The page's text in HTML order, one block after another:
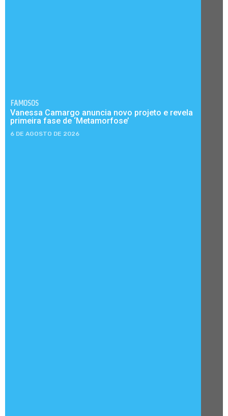
FAMOSOS
Vanessa Camargo anuncia novo projeto e revela
primeira fase de ‘Metamorfose’
6 DE AGOSTO DE 2026